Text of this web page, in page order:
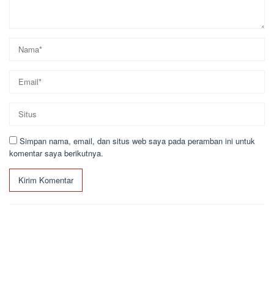
Simpan nama, email, dan situs web saya pada peramban ini untuk
komentar saya berikutnya.